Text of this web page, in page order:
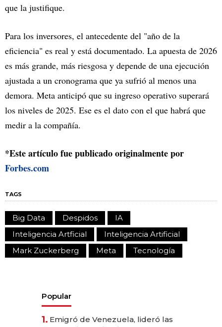
que la justifique.
Para los inversores, el antecedente del "año de la
eficiencia" es real y está documentado. La apuesta de 2026
es más grande, más riesgosa y depende de una ejecución
ajustada a un cronograma que ya sufrió al menos una
demora. Meta anticipó que su ingreso operativo superará
los niveles de 2025. Ese es el dato con el que habrá que
medir a la compañía.
*Este artículo fue publicado originalmente por
Forbes.com
TAGS
Big Data Despidos
IA
Inteligencia Artficial
Inteligencia Artificial
Mark Zuckerberg
Meta Tecnología
Popular
1. Emigró de Venezuela, lideró las